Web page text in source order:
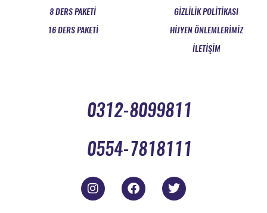
8 DERS PAKETİ
16 DERS PAKETİ
GİZLİLİK POLİTİKASI
HİJYEN ÖNLEMLERİMİZ
İLETİŞİM
0312-8099811
0554-7818111